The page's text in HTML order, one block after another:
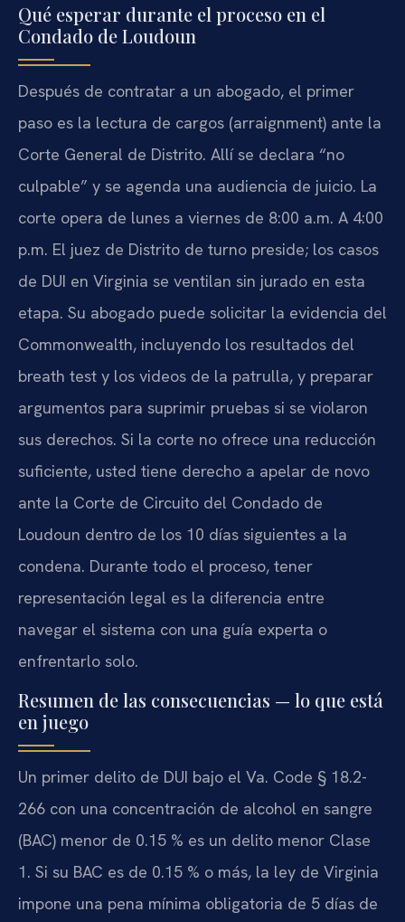
Qué esperar durante el proceso en el
Condado de Loudoun
Después de contratar a un abogado, el primer
paso es la lectura de cargos (arraignment) ante la
Corte General de Distrito. Allí se declara “no
culpable” y se agenda una audiencia de juicio. La
corte opera de lunes a viernes de 8:00 a.m. A 4:00
p.m. El juez de Distrito de turno preside; los casos
de DUI en Virginia se ventilan sin jurado en esta
etapa. Su abogado puede solicitar la evidencia del
Commonwealth, incluyendo los resultados del
breath test y los videos de la patrulla, y preparar
argumentos para suprimir pruebas si se violaron
sus derechos. Si la corte no ofrece una reducción
suficiente, usted tiene derecho a apelar de novo
ante la Corte de Circuito del Condado de
Loudoun dentro de los 10 días siguientes a la
condena. Durante todo el proceso, tener
representación legal es la diferencia entre
navegar el sistema con una guía experta o
enfrentarlo solo.
Resumen de las consecuencias — lo que está
en juego
Un primer delito de DUI bajo el Va. Code § 18.2-
266 con una concentración de alcohol en sangre
(BAC) menor de 0.15 % es un delito menor Clase
1. Si su BAC es de 0.15 % o más, la ley de Virginia
impone una pena mínima obligatoria de 5 días de